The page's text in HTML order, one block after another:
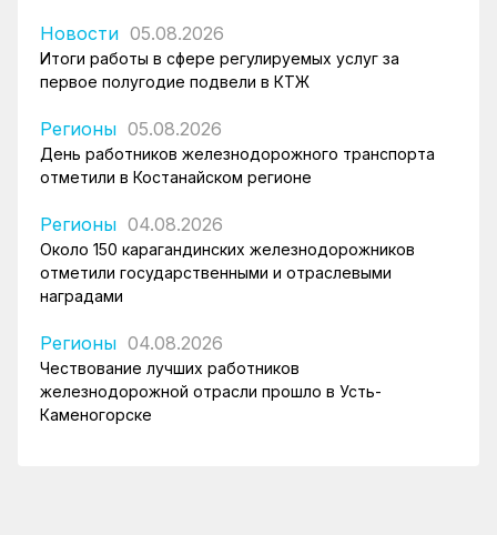
Новости 05.08.2026
Итоги работы в сфере регулируемых услуг за
первое полугодие подвели в КТЖ
Регионы 05.08.2026
День работников железнодорожного транспорта
отметили в Костанайском регионе
Регионы 04.08.2026
Около 150 карагандинских железнодорожников
отметили государственными и отраслевыми
наградами
Регионы 04.08.2026
Чествование лучших работников
железнодорожной отрасли прошло в Усть-
Каменогорске